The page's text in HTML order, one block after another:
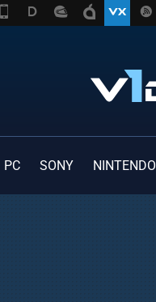
PC SONY NINTENDO